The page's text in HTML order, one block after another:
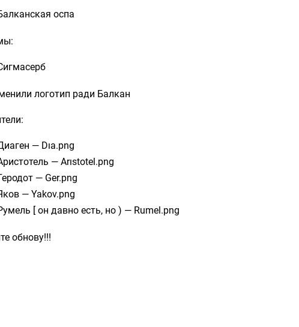
оспа
логотип ради Балкан
— Dıa.png
— Arıstotel.png
— Ger.png
— Yakov.png
[ он давно есть, но ) — Rumel.png
обнову!!!